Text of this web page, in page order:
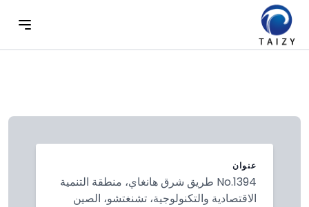
عنوان
No.1394 طريق شرق هانغاي، منطقة التنمية
الاقتصادية والتكنولوجية، تشنغتشو، الصين